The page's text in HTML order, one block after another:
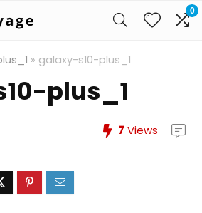
0
» galaxy-s10-plus_1
plus_1
7 Views